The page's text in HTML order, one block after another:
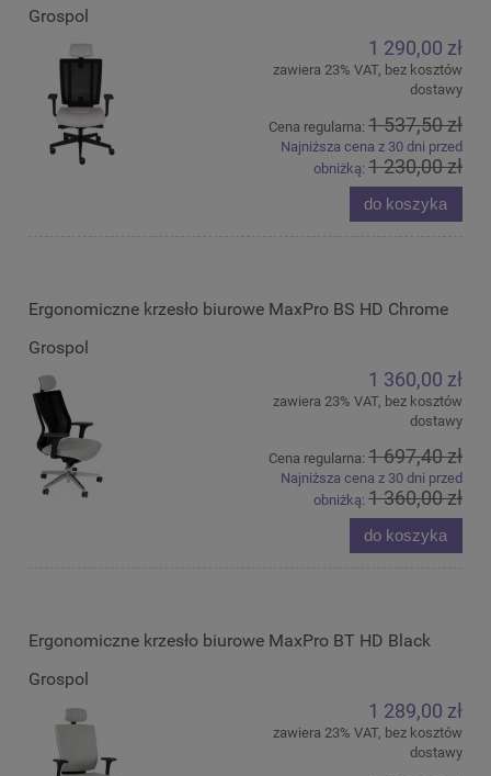
Grospol
1 290,00 zł
zawiera 23% VAT, bez kosztów
dostawy
Cena regularna: 1 537,50 zł
Najniższa cena z 30 dni przed
obniżką: 1 230,00 zł
do koszyka
Ergonomiczne krzesło biurowe MaxPro BS HD Chrome
Grospol
1 360,00 zł
zawiera 23% VAT, bez kosztów
dostawy
Cena regularna: 1 697,40 zł
Najniższa cena z 30 dni przed
obniżką: 1 360,00 zł
do koszyka
Ergonomiczne krzesło biurowe MaxPro BT HD Black
Grospol
1 289,00 zł
zawiera 23% VAT, bez kosztów
dostawy